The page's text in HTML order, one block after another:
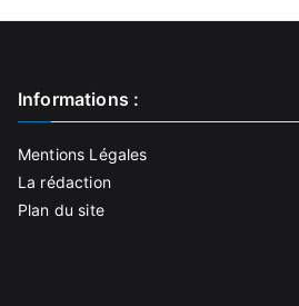
Informations :
Mentions Légales
La rédaction
Plan du site